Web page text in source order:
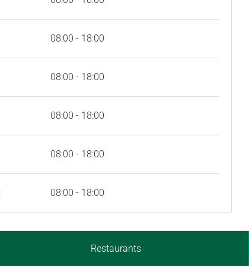
08:00 - 18:00
08:00 - 18:00
08:00 - 18:00
08:00 - 18:00
08:00 - 18:00
Restaurants